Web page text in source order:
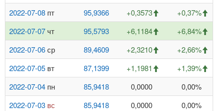
2022-07-08 пт 95,9366 +0,3573
+0,37%
2022-07-07 чт 95,5793 +6,1184
+6,84%
2022-07-06ср 89,4609 +2,3210
+2,66%
2022-07-05 вт 87,1399 +1,1981
+1,39%
2022-07-04 пн 85,9418 0,0000
0,00%
2022-07-03 вс 85,9418 0,0000 0,00%